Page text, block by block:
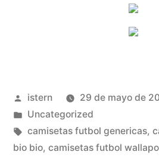
Publicado
por
istern
29 de mayo de
Publicado
en
Uncategorized
Etiquetas:
camisetas futbol genericas,
bio bio, camisetas futbol